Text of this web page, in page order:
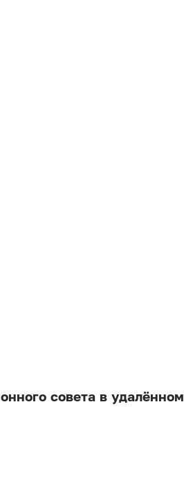
совета в удалённом